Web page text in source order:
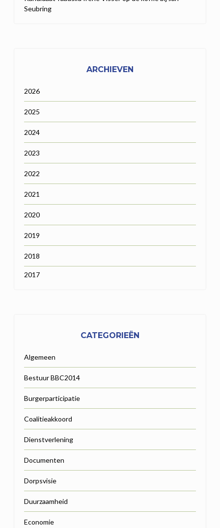
Seubring
ARCHIEVEN
2026
2025
2024
2023
2022
2021
2020
2019
2018
2017
CATEGORIEËN
Algemeen
Bestuur BBC2014
Burgerparticipatie
Coalitieakkoord
Dienstverlening
Documenten
Dorpsvisie
Duurzaamheid
Economie